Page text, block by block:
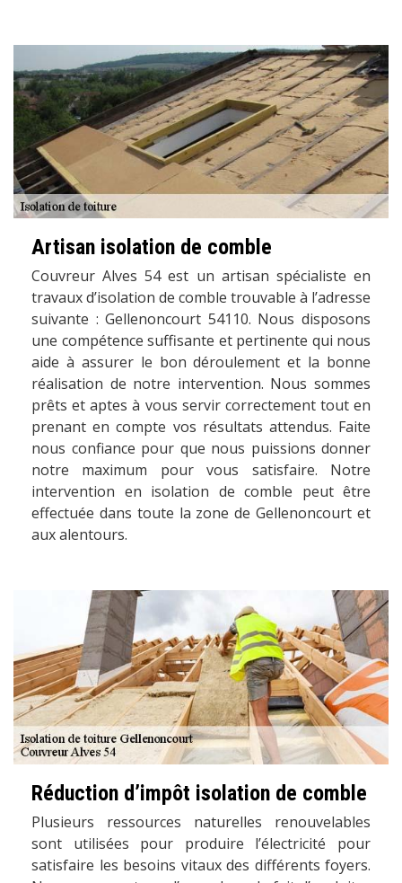
Artisan isolation de comble
Couvreur Alves 54 est un artisan spécialiste en
travaux d’isolation de comble trouvable à l’adresse
suivante : Gellenoncourt 54110. Nous disposons
une compétence suffisante et pertinente qui nous
aide à assurer le bon déroulement et la bonne
réalisation de notre intervention. Nous sommes
prêts et aptes à vous servir correctement tout en
prenant en compte vos résultats attendus. Faite
nous confiance pour que nous puissions donner
notre maximum pour vous satisfaire. Notre
intervention en isolation de comble peut être
effectuée dans toute la zone de Gellenoncourt et
aux alentours.
Réduction d’impôt isolation de comble
Plusieurs ressources naturelles renouvelables
sont utilisées pour produire l’électricité pour
satisfaire les besoins vitaux des différents foyers.